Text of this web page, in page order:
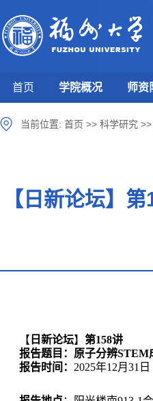
首页 学院概况 师资
当前位置: 首页 >> 科学研究 >>
【日新论坛】
【 日新论坛】 第158讲
报告题目： 原子分辨STEM
报告时间： 2025年12月31